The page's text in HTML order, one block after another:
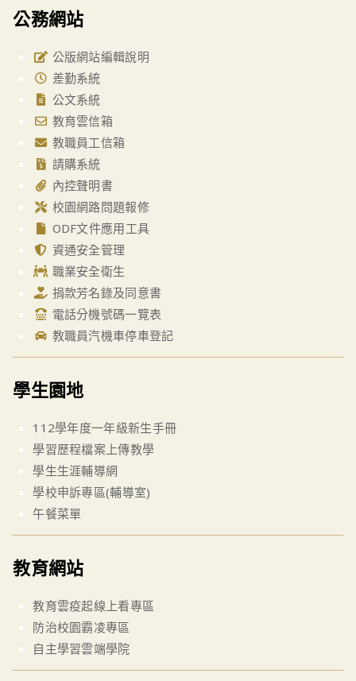
公務網站
公版網站編輯說明
差勤系統
公文系統
教育雲信箱
教職員工信箱
請購系統
內控聲明書
校園網路問題報修
ODF文件應用工具
資通安全管理
職業安全衛生
捐款芳名錄及同意書
電話分機號碼一覽表
教職員汽機車停車登記
學生園地
112學年度一年級新生手冊
學習歷程檔案上傳教學
學生生涯輔導網
學校申訴專區(輔導室)
午餐菜單
教育網站
教育雲疫起線上看專區
防治校園霸凌專區
自主學習雲端學院